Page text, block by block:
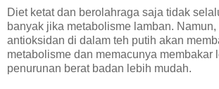
Diet ketat dan berolahraga saja tidak
banyak jika metabolisme lamban.
antioksidan di dalam teh putih akan
metabolisme dan memacunya membakar
penurunan berat badan lebih mudah.